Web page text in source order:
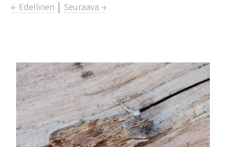
← Edellinen │Seuraava →